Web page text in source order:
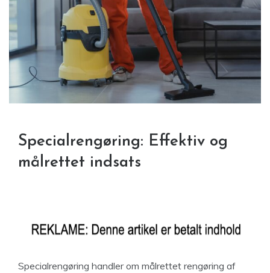
Specialrengøring: Effektiv og
målrettet indsats
Specialrengøring handler om målrettet rengøring af